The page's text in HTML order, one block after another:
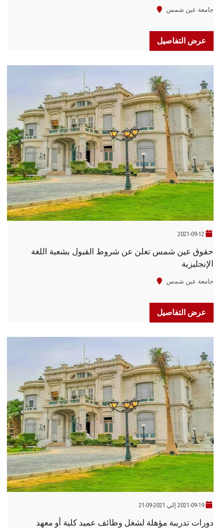
جامعة عين شمس
عرض التفاصيل
2021-09-12
حقوق عين شمس تعلن عن شروط القبول بشعبة اللغة
الإنجليزية
جامعة عين شمس
عرض التفاصيل
2021-09-19 إلي 2021-09-21
دورات تدريبة مؤهلة لشغل وظائف عميد كلية أو معهد